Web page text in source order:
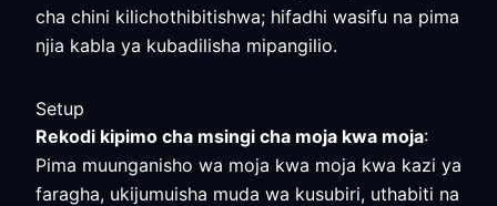
cha chini kilichothibitishwa; hifadhi wasifu na pima
njia kabla ya kubadilisha mipangilio.
Setup
Rekodi kipimo cha msingi cha moja kwa moja:
Pima muunganisho wa moja kwa moja kwa kazi ya
faragha, ukijumuisha muda wa kusubiri, uthabiti na